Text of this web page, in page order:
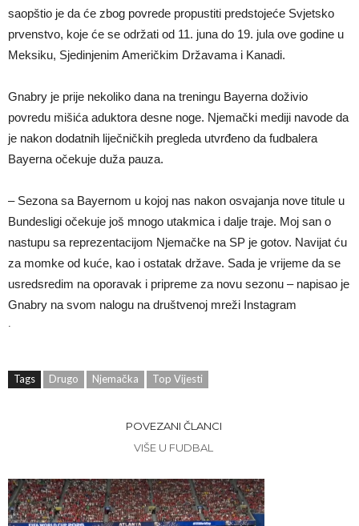
saopštio je da će zbog povrede propustiti predstojeće Svjetsko
prvenstvo, koje će se održati od 11. juna do 19. jula ove godine u
Meksiku, Sjedinjenim Američkim Državama i Kanadi.
Gnabry je prije nekoliko dana na treningu Bayerna doživio
povredu mišića aduktora desne noge. Njemački mediji navode da
je nakon dodatnih liječničkih pregleda utvrđeno da fudbalera
Bayerna očekuje duža pauza.
– Sezona sa Bayernom u kojoj nas nakon osvajanja nove titule u
Bundesligi očekuje još mnogo utakmica i dalje traje. Moj san o
nastupu sa reprezentacijom Njemačke na SP je gotov. Navijat ću
za momke od kuće, kao i ostatak države. Sada je vrijeme da se
usredsredim na oporavak i pripreme za novu sezonu – napisao je
Gnabry na svom nalogu na društvenoj mreži Instagram
.
Tags Drugo Njemačka Top Vijesti
POVEZANI ČLANCI
VIŠE U FUDBAL